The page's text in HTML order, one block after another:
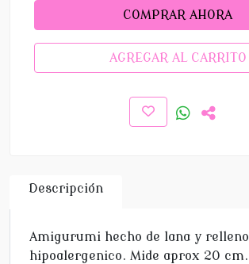
COMPRAR AHORA
AGREGAR AL CARRITO
Descripción
Amigurumi hecho de lana y relleno
hipoalergenico. Mide aprox 20 cm.